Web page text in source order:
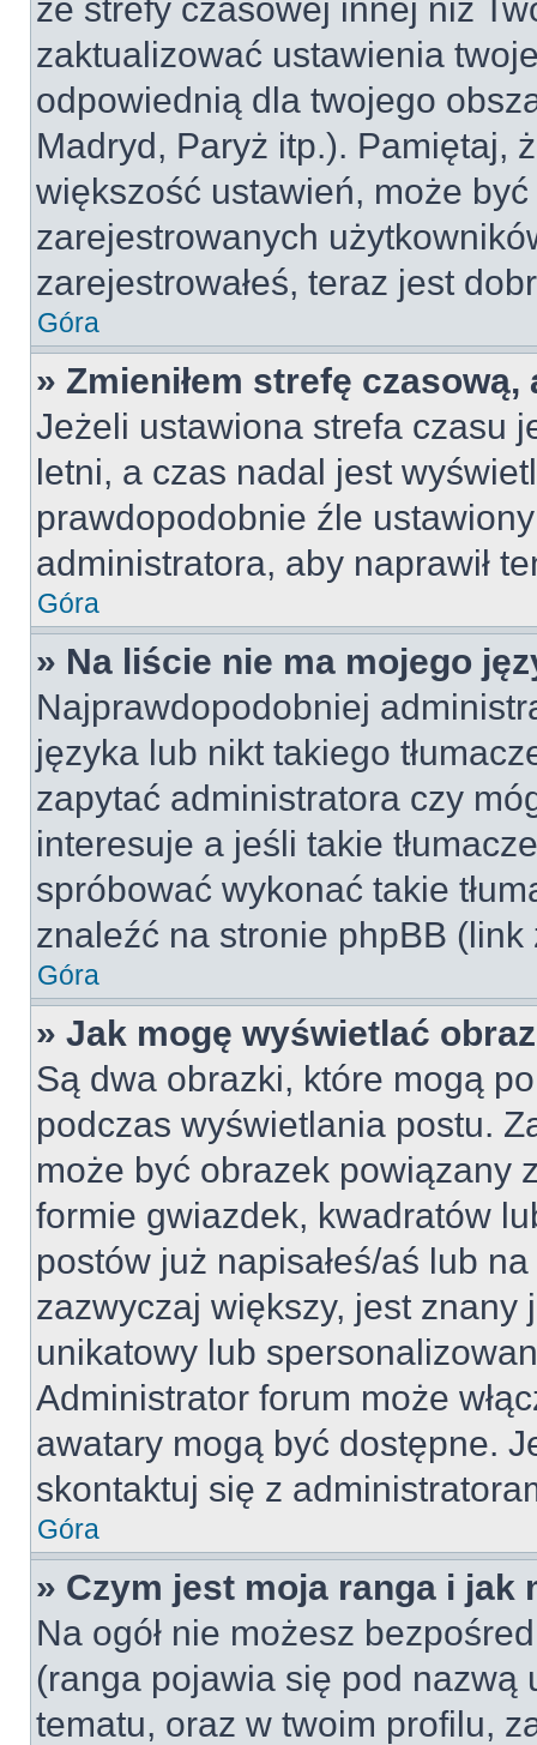
ze strefy czasowej innej niż
zaktualizować ustawienia
odpowiednią dla twojego
Madryd, Paryż itp.). Pamiętaj,
większość ustawień, może
zarejestrowanych
zarejestrowałeś, teraz jest
Góra
» Zmieniłem strefę
Jeżeli ustawiona strefa czasu
letni, a czas nadal jest
prawdopodobnie źle
administratora, aby naprawił
Góra
» Na liście nie ma mojego
Najprawdopodobniej
języka lub nikt takiego
zapytać administratora czy
interesuje a jeśli takie
spróbować wykonać takie
znaleźć na stronie phpBB
Góra
» Jak mogę wyświetlać
Są dwa obrazki, które mogą
podczas wyświetlania postu.
może być obrazek powiązany
formie gwiazdek, kwadratów
postów już napisałeś/aś lub
zazwyczaj większy, jest
unikatowy lub
Administrator forum może
awatary mogą być dostępne.
skontaktuj się z
Góra
» Czym jest moja ranga i jak
Na ogół nie możesz
(ranga pojawia się pod
tematu, oraz w twoim profilu,